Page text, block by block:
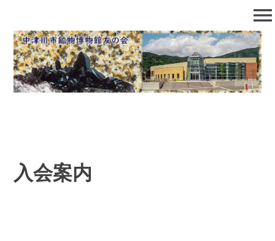
中津川市鉱物博物館友の会
石の博物館で自然となかよくなろう！
menu
入会案内